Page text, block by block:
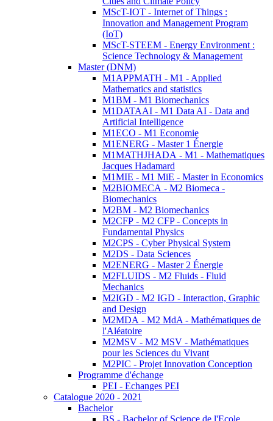
MScT-IOT - Internet of Things :
Innovation and Management Program
(IoT)
MScT-STEEM - Energy Environment :
Science Technology & Management
Master (DNM)
M1APPMATH - M1 - Applied
Mathematics and statistics
M1BM - M1 Biomechanics
M1DATAAI - M1 Data AI - Data and
Artificial Intelligence
M1ECO - M1 Economie
M1ENERG - Master 1 Énergie
M1MATHJHADA - M1 - Mathematiques
Jacques Hadamard
M1MIE - M1 MiE - Master in Economics
M2BIOMECA - M2 Biomeca -
Biomechanics
M2BM - M2 Biomechanics
M2CFP - M2 CFP - Concepts in
Fundamental Physics
M2CPS - Cyber Physical System
M2DS - Data Sciences
M2ENERG - Master 2 Énergie
M2FLUIDS - M2 Fluids - Fluid
Mechanics
M2IGD - M2 IGD - Interaction, Graphic
and Design
M2MDA - M2 MdA - Mathématiques de
l'Aléatoire
M2MSV - M2 MSV - Mathématiques
pour les Sciences du Vivant
M2PIC - Projet Innovation Conception
Programme d'échange
PEI - Echanges PEI
Catalogue 2020 - 2021
Bachelor
BS - Bachelor of Science de l'Ecole